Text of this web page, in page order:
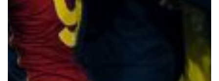
Robe di Kappa x Genoa
Vintage Collection
Red&Blue Voices